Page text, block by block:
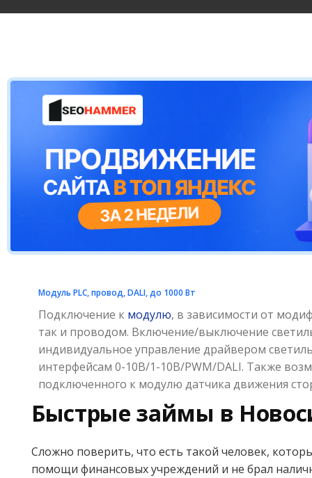
Модуль PLC, провод, DALI, до 1000 Вт
Подключение к модулю, в зависимости от
так и проводом. Включение/выключение
индивидуальное управление драйвером
интерфейсам 0-10В/1-10В/PWM/DALI. Также
подключенного к модулю датчика движения
Быстрые займы в
Сложно поверить, что есть такой человек,
помощи финансовых учреждений и не брал